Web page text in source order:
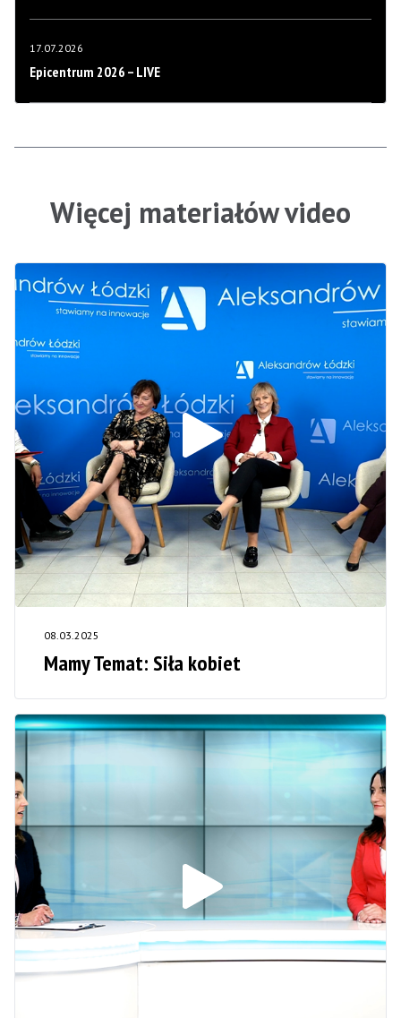
17.07.2026
Epicentrum 2026 – LIVE
Więcej materiałów video
08.03.2025
Mamy Temat: Siła kobiet